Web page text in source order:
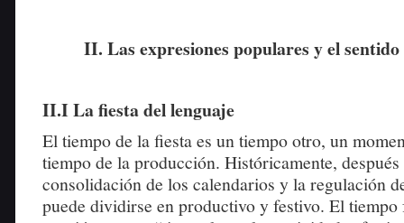
II. Las expresiones populares y el
II.I La fiesta del lenguaje
El tiempo de la fiesta es un tiempo otro, un
tiempo de la producción. Históricamente, después
consolidación de los calendarios y la regulación
puede dividirse en productivo y festivo. El tiempo